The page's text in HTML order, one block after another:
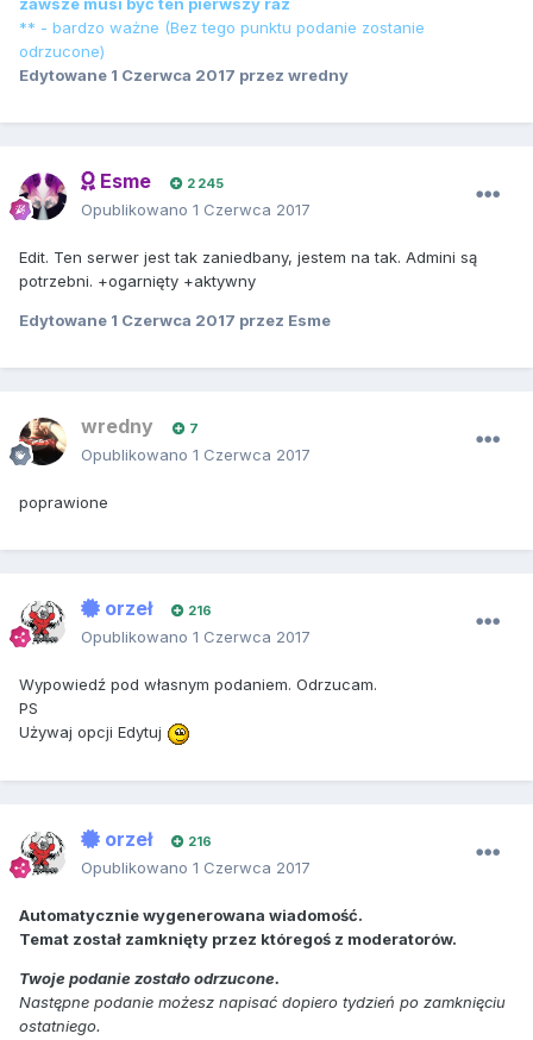
zawsze musi być ten pierwszy raz
** - bardzo ważne (Bez tego punktu podanie zostanie
odrzucone)
Edytowane 1 Czerwca 2017 przez wredny
Esme 2 245
Opublikowano 1 Czerwca 2017
Edit. Ten serwer jest tak zaniedbany, jestem na tak. Admini są
potrzebni. +ogarnięty +aktywny
Edytowane 1 Czerwca 2017 przez Esme
wredny 7
Opublikowano 1 Czerwca 2017
poprawione
orzeł 216
Opublikowano 1 Czerwca 2017
Wypowiedź pod własnym podaniem. Odrzucam.
PS
Używaj opcji Edytuj
orzeł 216
Opublikowano 1 Czerwca 2017
Automatycznie wygenerowana wiadomość.
Temat został zamknięty przez któregoś z moderatorów.
Twoje podanie zostało odrzucone.
Następne podanie możesz napisać dopiero tydzień po zamknięciu
ostatniego.